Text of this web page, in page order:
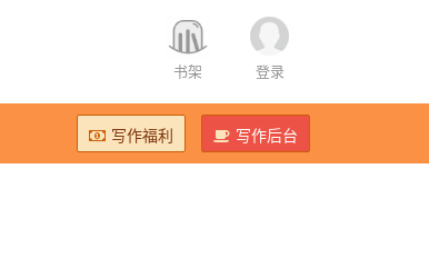
书架 登录
写作福利 写作后台